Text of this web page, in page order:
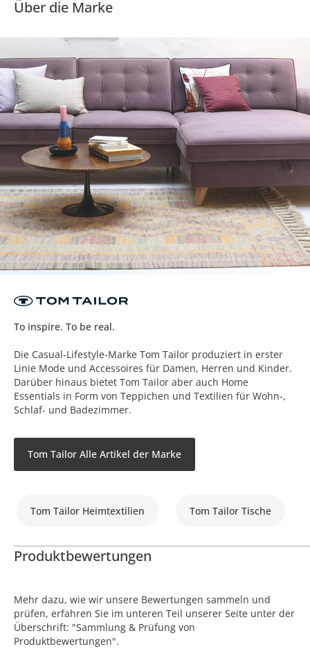
Über die Marke
To inspire. To be real.
Die Casual-Lifestyle-Marke Tom Tailor produziert in erster
Linie Mode und Accessoires für Damen, Herren und Kinder.
Darüber hinaus bietet Tom Tailor aber auch Home
Essentials in Form von Teppichen und Textilien für Wohn-,
Schlaf- und Badezimmer.
Tom Tailor Alle Artikel der Marke
Tom Tailor Heimtextilien Tom Tailor Tische
Produktbewertungen
Mehr dazu, wie wir unsere Bewertungen sammeln und
prüfen, erfahren Sie im unteren Teil unserer Seite unter der
Überschrift: "Sammlung & Prüfung von
Produktbewertungen".